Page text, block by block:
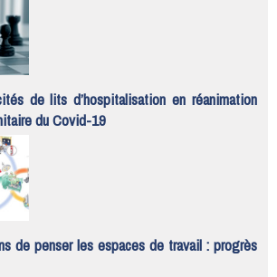
de lits d’hospitalisation en réanimation
du Covid-19
de penser les espaces de travail : progrès